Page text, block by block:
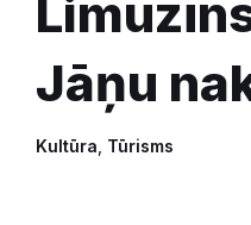
Jāņu
Kultūra Tūrisms